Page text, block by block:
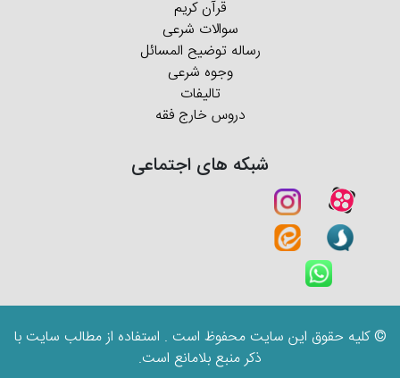
قرآن کریم
سوالات شرعی
رساله توضیح المسائل
وجوه شرعی
تالیفات
دروس خارج فقه
شبکه های اجتماعی
© کلیه حقوق این سایت محفوظ است . استفاده از مطالب سایت با
ذکر منبع بلامانع است.